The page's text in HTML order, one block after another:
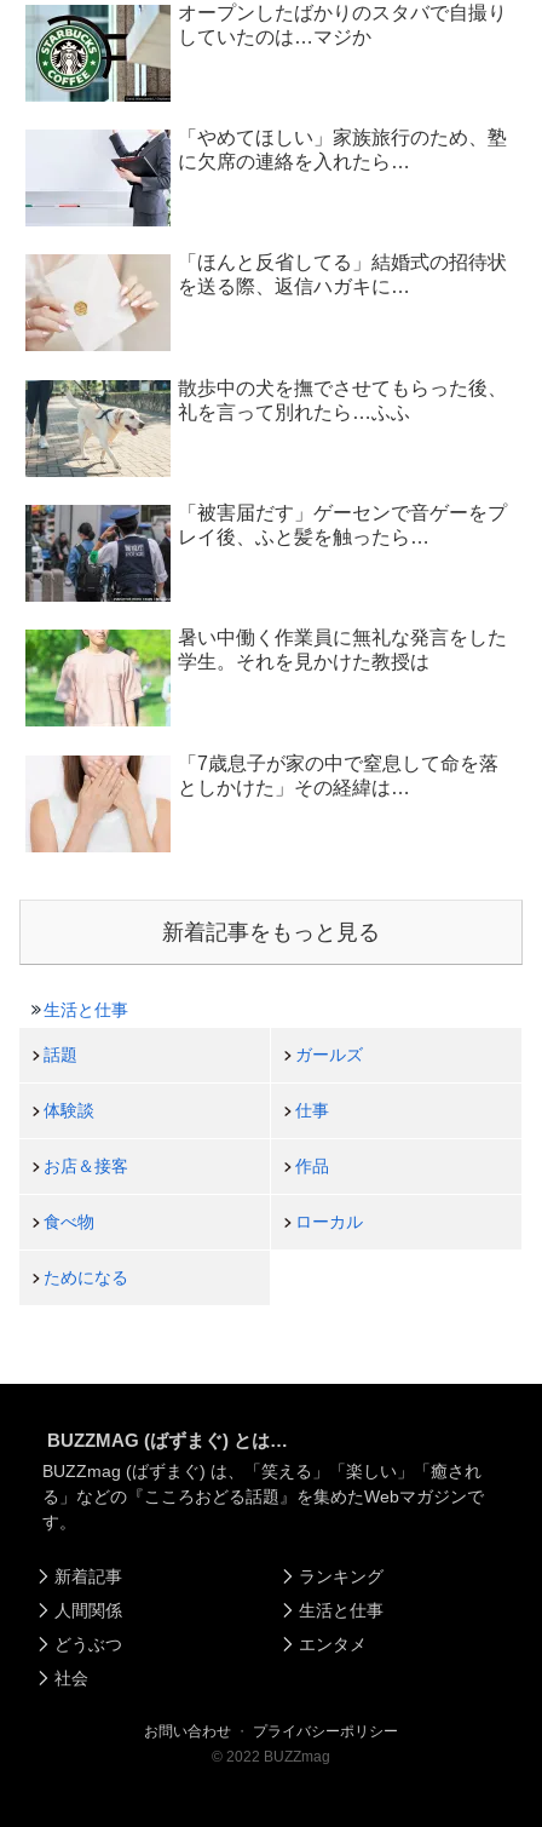
オープンしたばかりのスタバで自撮り
していたのは…マジか
「やめてほしい」家族旅行のため、塾
に欠席の連絡を入れたら…
「ほんと反省してる」結婚式の招待状
を送る際、返信ハガキに…
散歩中の犬を撫でさせてもらった後、
礼を言って別れたら…ふふ
「被害届だす」ゲーセンで音ゲーをプ
レイ後、ふと髪を触ったら…
暑い中働く作業員に無礼な発言をした
学生。それを見かけた教授は
「7歳息子が家の中で窒息して命を落
としかけた」その経緯は…
新着記事をもっと見る
生活と仕事
話題 ガールズ
体験談 仕事
お店＆接客 作品
食べ物 ローカル
ためになる
BUZZMAG (ばずまぐ) とは…
BUZZmag (ばずまぐ) は、「笑える」「楽しい」「癒され
る」などの『こころおどる話題』を集めたWebマガジンで
す。
新着記事
人間関係
どうぶつ
社会
ランキング
生活と仕事
エンタメ
お問い合わせ ・ プライバシーポリシー
© 2022 BUZZmag